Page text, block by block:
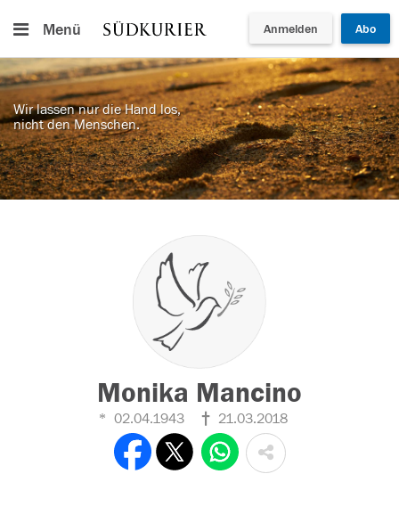
Menü Anmelden Abo
Wir lassen nur die Hand los,
nicht den Menschen.
Monika Mancino
02.04.1943 21.03.2018